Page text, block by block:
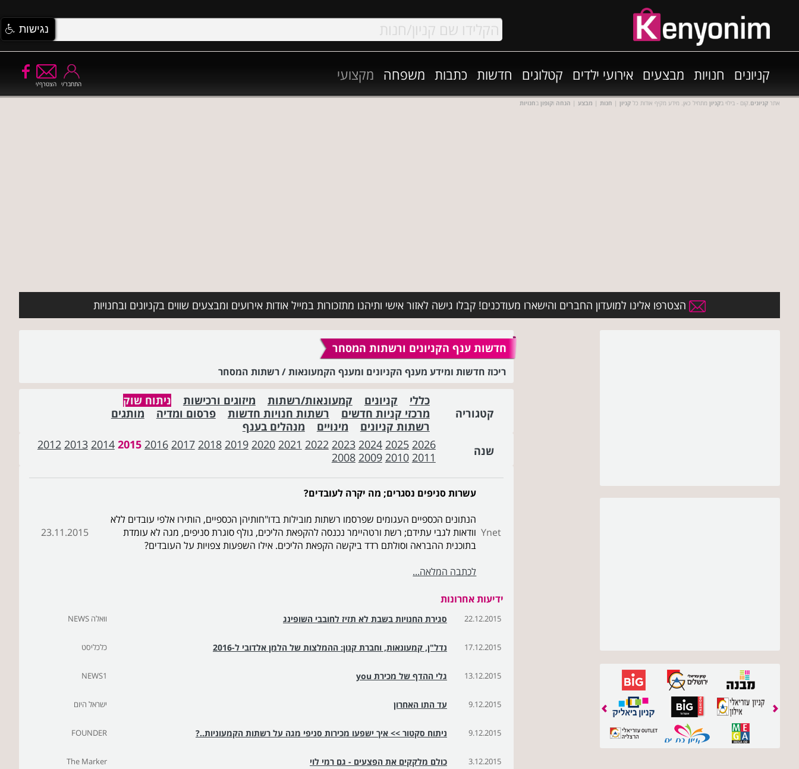
קניונים חנויות מבצעים אירועי ילדים קטלוגים חדשות כתבות משפחה מקצועי
הצטרף/י התחבר/י
אתר קניונים.קום - בילוי בקניון מתחיל כאן. מידע מקיף אודות כל קניון | חנות | מבצע | הנחה וקופון בחנויות
הצטרפו אלינו למועדון החברים והישארו מעודכנים! קבלו גישה לאזור אישי ותיהנו מתזכורות במייל אודות אירועים ומבצעים שווים בקניונים ובחנויות
חדשות ענף הקניונים ורשתות המסחר
ריכוז חדשות ומידע מענף הקניונים ומענף הקמעונאות / רשתות המסחר
קטגוריה
כללי קניונים קמעונאות/רשתות מיזוגים ורכישות
ניתוח שוק
מרכזי קניות חדשים
רשתות חנויות חדשות פרסום ומדיה
מותגים
רשתות קניונים
מינויים
מנהלים בענף
שנה
2026
2025
2024
2023
2022
2021
2020
2019
2018
2017
2016
2015
2014
2013
2012
2011
2010
2009
2008
Ynet
עשרות סניפים נסגרים; מה יקרה לעובדים?
הנתונים הכספיים העגומים שפרסמו רשתות מובילות בדו"חותיהן הכספיים, הותירו אלפי עובדים ללא
וודאות לגבי עתידם; רשת ורטהיימר נכנסה להקפאת הליכים, גולף סוגרת סניפים, מגה לא עומדת
בתוכנית ההבראה וסולתם רדד ביקשה הקפאת הליכים. אילו השפעות צפויות על העובדים?
לכתבה המלאה...
23.11.2015
ידיעות אחרונות
22.12.2015 סגירת החנויות בשבת לא תזיז לחובבי השופינג וואלה NEWS
17.12.2015 נדל"ן, קמעונאות, וחברת קנון: ההמלצות של הלמן אלדובי ל-2016 כלכליסט
13.12.2015 גלי ההדף של מכירת you NEWS1
9.12.2015 עד התו האחרון ישראל היום
9.12.2015 ניתוח סקטור >> איך ישפעו מכירות סניפי מגה על רשתות הקמעוניות..? FOUNDER
3.12.2015 כולם מלקקים את הפצעים - גם רמי לוי The Marker
נגישות